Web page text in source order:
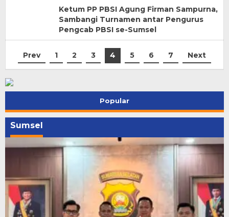
Ketum PP PBSI Agung Firman Sampurna,
Sambangi Turnamen antar Pengurus
Pengcab PBSI se-Sumsel
Prev 1 2 3 4 5 6 7 Next
Popular
Sumsel